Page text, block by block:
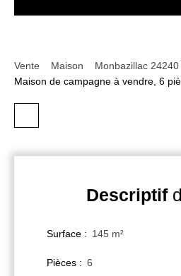
Vente Maison
Monbazillac 24240
Maison de campagne à vendre, 6
Descriptif
Surface : 145 m²
Pièces : 6